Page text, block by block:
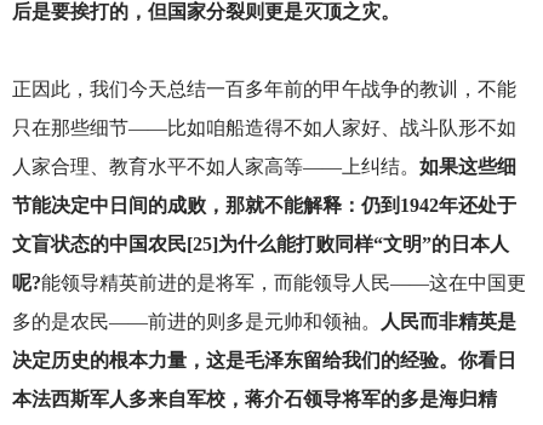
后是要挨打的，但国家分裂则更是灭顶之灾。
正因此，我们今天总结一百多年前的甲午战争的教训，不能
只在那些细节——比如咱船造得不如人家好、战斗队形不如
人家合理、教育水平不如人家高等——上纠结。 如果这些细
节能决定中日间的成败，那就不能解释：仍到1942年还处于
文盲状态的中国农民[25]为什么能打败同样“文明”的日本人
呢?能领导精英前进的是将军，而能领导人民——这在中国更
多的是农民——前进的则多是元帅和领袖。
人民而非精英是
决定历史的根本力量，这是毛泽东留给我们的经验。你看日
本法西斯军人多来自军校，蒋介石领导将军的多是海归精